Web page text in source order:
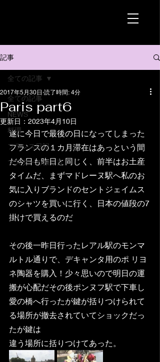
記事
全ての記事
NEWS
料理
フランス日記
マスターの独り言
全ての記事
Paris part6
2017年5月30日 読了時間: 4分
更新日： 2023年4月10日
遂に今日で最後の日になってしまった
フランスの１カ月滞在はあっという間
だ今日も昨日と同じく、前半はお土産
タイムだ、まずマドレーヌ駅へ私のお
気に入りブランドのセントジェイムス
のシャツを買いに行く、日本の値段の7
掛けで買えるのだ
その後一昨日行ったレアル駅のモンマ
ルトル通りで、デキャンタ用のポ リヨ
ネ陶器を購入！少々思いので明日の運
搬が心配だその後ポンヌフ駅で下車し
愛の橋へ行ったが鍵が括りつけられて
る場所が撤去されていてショックだっ
たが鍵は
違う場所に括りつけてあった。